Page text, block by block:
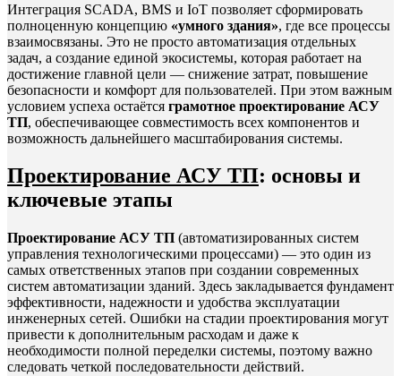
Интеграция SCADA, BMS и IoT позволяет сформировать
полноценную концепцию «умного здания», где все процессы
взаимосвязаны. Это не просто автоматизация отдельных
задач, а создание единой экосистемы, которая работает на
достижение главной цели — снижение затрат, повышение
безопасности и комфорт для пользователей. При этом важным
условием успеха остаётся грамотное проектирование АСУ
ТП, обеспечивающее совместимость всех компонентов и
возможность дальнейшего масштабирования системы.
Проектирование АСУ ТП: основы и
ключевые этапы
Проектирование АСУ ТП (автоматизированных систем
управления технологическими процессами) — это один из
самых ответственных этапов при создании современных
систем автоматизации зданий. Здесь закладывается фундамент
эффективности, надежности и удобства эксплуатации
инженерных сетей. Ошибки на стадии проектирования могут
привести к дополнительным расходам и даже к
необходимости полной переделки системы, поэтому важно
следовать четкой последовательности действий.